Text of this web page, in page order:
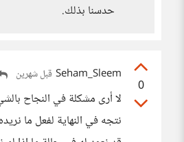
حدسنا بذلك.
0
Seham_Sleem قبل شهرين
لا أرى مشكلة في النجاح
نتجه في النهاية لفعل ما